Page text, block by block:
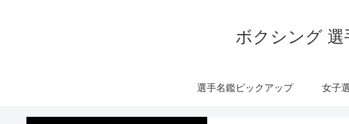
ボクシング
選手名鑑ピックアップ 女子